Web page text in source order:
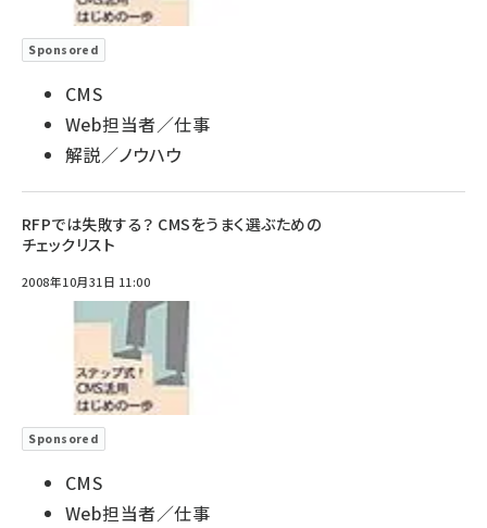
Sponsored
CMS
Web担当者／仕事
解説／ノウハウ
RFPでは失敗する？ CMSをうまく選ぶための
チェックリスト
2008年10月31日 11:00
Sponsored
CMS
Web担当者／仕事